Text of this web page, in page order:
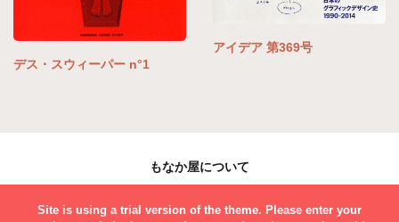
デス・スウィーパー n°1
アイデア 第369号
もなか屋について
Site is using a trial version of the theme. Please enter your